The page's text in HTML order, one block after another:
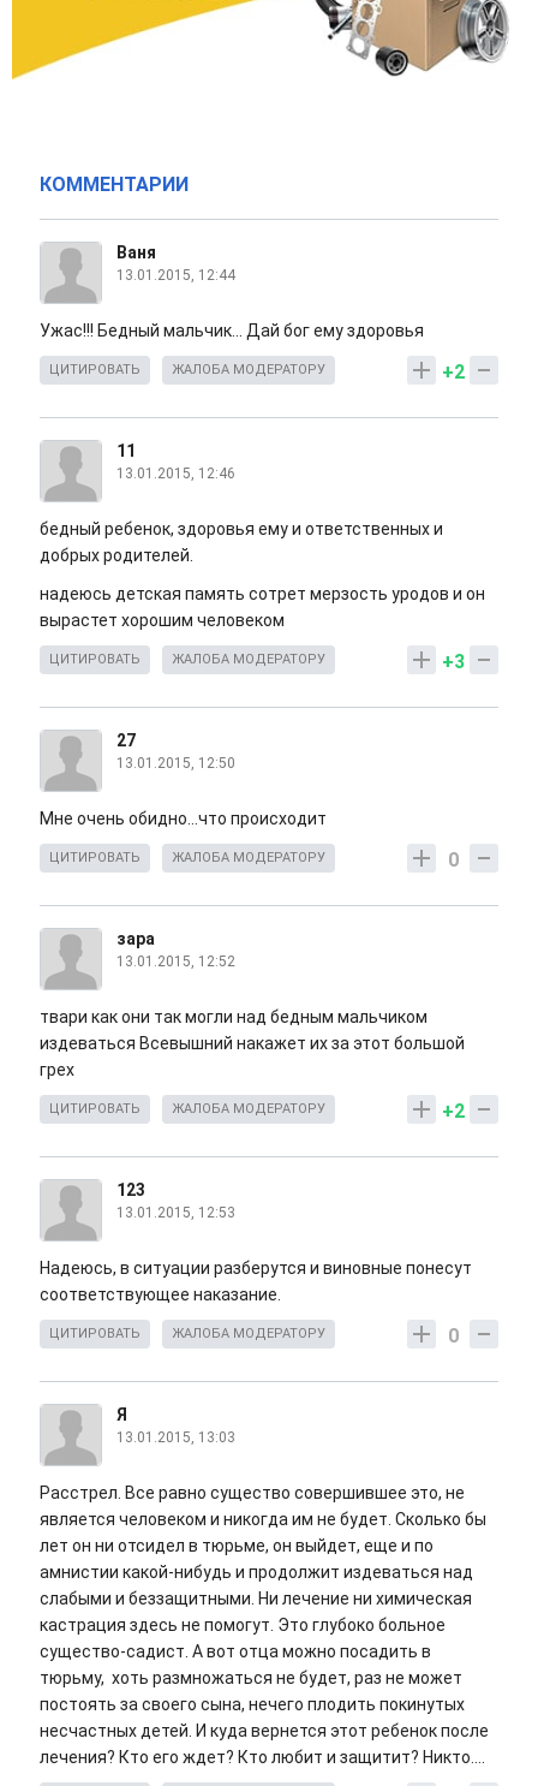
КОММЕНТАРИИ
Ваня
13.01.2015, 12:44
Ужас!!! Бедный мальчик... Дай бог ему здоровья
+2
ЦИТИРОВАТЬ ЖАЛОБА МОДЕРАТОРУ
11
13.01.2015, 12:46
бедный ребенок, здоровья ему и ответственных и
добрых родителей.
надеюсь детская память сотрет мерзость уродов и он
вырастет хорошим человеком
+3
ЦИТИРОВАТЬ ЖАЛОБА МОДЕРАТОРУ
27
13.01.2015, 12:50
Мне очень обидно...что происходит
0
ЦИТИРОВАТЬ ЖАЛОБА МОДЕРАТОРУ
зара
13.01.2015, 12:52
твари как они так могли над бедным мальчиком
издеваться Всевышний накажет их за этот большой
грех
+2
ЦИТИРОВАТЬ ЖАЛОБА МОДЕРАТОРУ
123
13.01.2015, 12:53
Надеюсь, в ситуации разберутся и виновные понесут
соответствующее наказание.
0
ЦИТИРОВАТЬ ЖАЛОБА МОДЕРАТОРУ
Я
13.01.2015, 13:03
Расстрел. Все равно существо совершившее это, не
является человеком и никогда им не будет. Сколько бы
лет он ни отсидел в тюрьме, он выйдет, еще и по
амнистии какой-нибудь и продолжит издеваться над
слабыми и беззащитными. Ни лечение ни химическая
кастрация здесь не помогут. Это глубоко больное
существо-садист. А вот отца можно посадить в
тюрьму, хоть размножаться не будет, раз не может
постоять за своего сына, нечего плодить покинутых
несчастных детей. И куда вернется этот ребенок после
лечения? Кто его ждет? Кто любит и защитит? Никто....